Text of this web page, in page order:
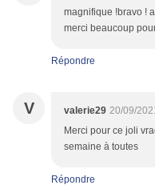
magnifique !bravo !
merci beaucoup
Répondre
V valerie29 20/09/
Merci pour ce joli
semaine à toutes
Répondre